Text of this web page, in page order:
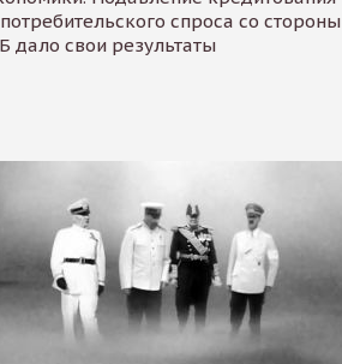
спроса со стороны
дало свои результаты